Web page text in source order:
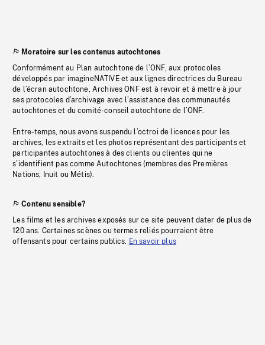
Moratoire sur les contenus autochtones
Conformément au Plan autochtone de l’ONF, aux protocoles
développés par imagineNATIVE et aux lignes directrices du Bureau
de l’écran autochtone, Archives ONF est à revoir et à mettre à jour
ses protocoles d’archivage avec l’assistance des communautés
autochtones et du comité-conseil autochtone de l’ONF.
Entre-temps, nous avons suspendu l’octroi de licences pour les
archives, les extraits et les photos représentant des participants et
participantes autochtones à des clients ou clientes qui ne
s’identifient pas comme Autochtones (membres des Premières
Nations, Inuit ou Métis).
Contenu sensible?
Les films et les archives exposés sur ce site peuvent dater de plus de
120 ans. Certaines scènes ou termes reliés pourraient être
offensants pour certains publics. En savoir plus